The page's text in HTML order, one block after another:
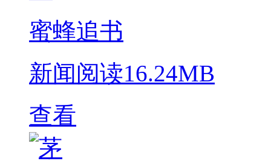
蜜蜂追书
新闻阅读16.24MB
查看